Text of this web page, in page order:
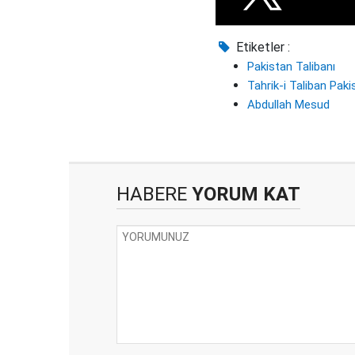
Etiketler :
Pakistan Talibanı
Tahrik-i Taliban
Abdullah Mesud
HABERE YORUM KAT